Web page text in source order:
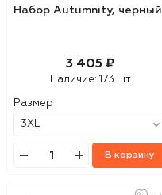
Набор Autumnity, черный
3 405 ₽
Наличие: 173 шт
Размер
В корзину